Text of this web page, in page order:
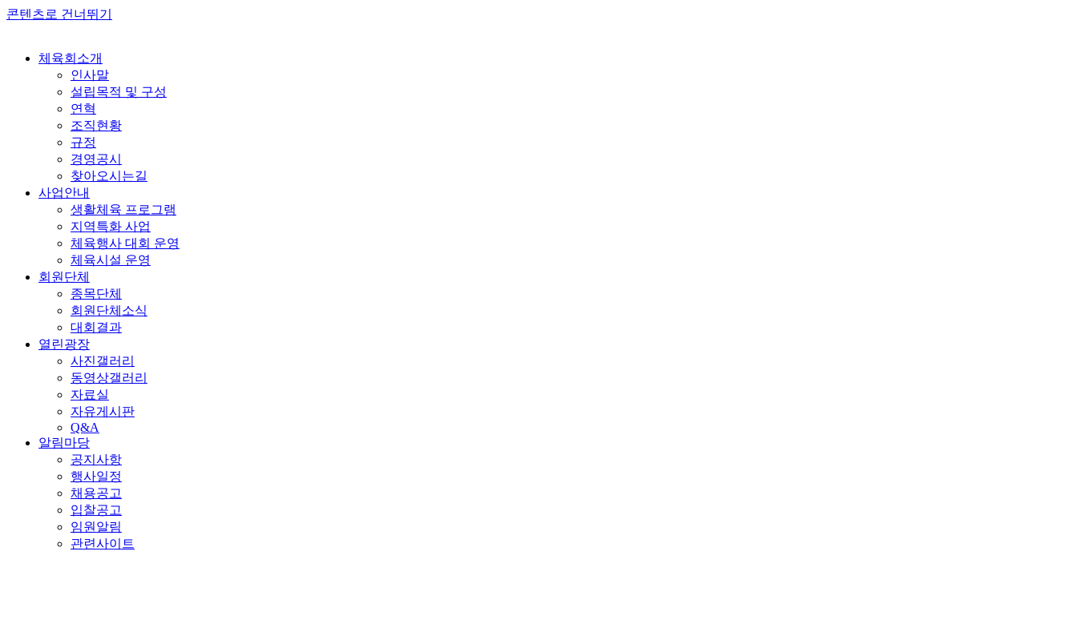
콘텐츠로 건너뛰기
체육회소개
인사말
설립목적 및 구성
연혁
조직현황
규정
경영공시
찾아오시는길
사업안내
생활체육 프로그램
지역특화 사업
체육행사 대회 운영
체육시설 운영
회원단체
종목단체
회원단체소식
대회결과
열린광장
사진갤러리
동영상갤러리
자료실
자유게시판
Q&A
알림마당
공지사항
행사일정
채용공고
입찰공고
임원알림
관련사이트